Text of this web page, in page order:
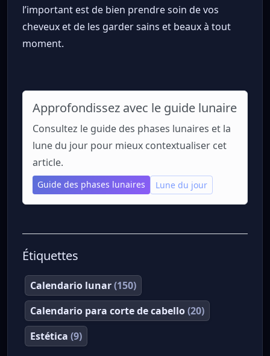
l’important est de bien prendre soin de vos
cheveux et de les garder sains et beaux à tout
moment.
Approfondissez avec le guide lunaire
Consultez le guide des phases lunaires et la
lune du jour pour mieux contextualiser cet
article.
Guide des phases lunaires Lune du jour
Étiquettes
Calendario lunar(150)
Calendario para corte de cabello(20)
Estética (9)